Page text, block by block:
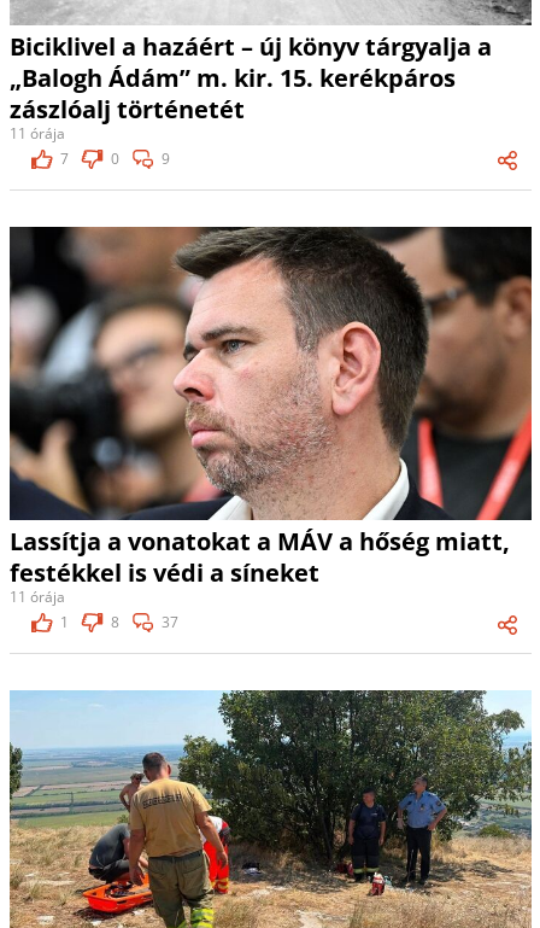
Biciklivel a hazáért – új könyv tárgyalja a
„Balogh Ádám” m. kir. 15. kerékpáros
zászlóalj történetét
11 órája
7
0 9
Lassítja a vonatokat a MÁV a hőség miatt,
festékkel is védi a síneket
11 órája
1
8 37